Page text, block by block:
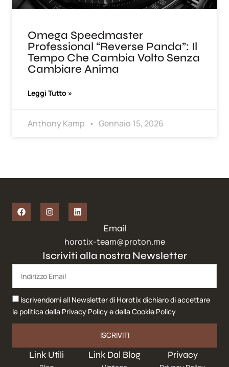
Omega Speedmaster
Professional “Reverse Panda”: Il
Tempo Che Cambia Volto Senza
Cambiare Anima
Leggi Tutto »
Anthony Kamp Gennaio 15, 2026
Link Utili Link Dal Blog Privacy
Iscriviti alla nostra Newsletter
Iscrivendomi all Newsletter di Horotix dichiaro di accettare
la politica della Privacy Policye della Cookie Policy
ISCRIVITI
Email
horotix-team@proton.me